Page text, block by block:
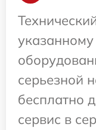
серьезной
бесплатно
сервис в